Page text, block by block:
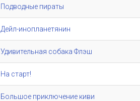
Подводные пираты
Дейл-инопланетянин
Удивительная собака Флэш
На старт!
Большое приключение киви